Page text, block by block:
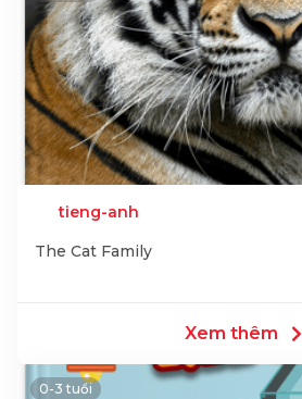
tieng-anh
The Cat Family
Xem thêm
0-3 tuổi